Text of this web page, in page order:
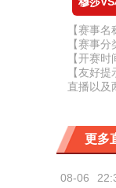
【赛事
【赛事分
【开赛
【友好
直播以及
更多
08-06